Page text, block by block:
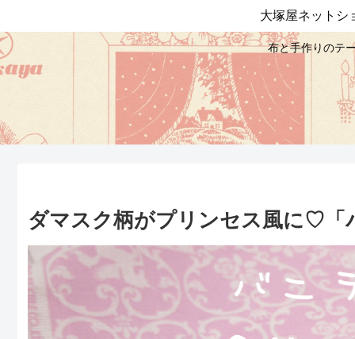
布と手作りのテ
大塚屋ネットシ
ダマスク柄がプリンセス風に♡「